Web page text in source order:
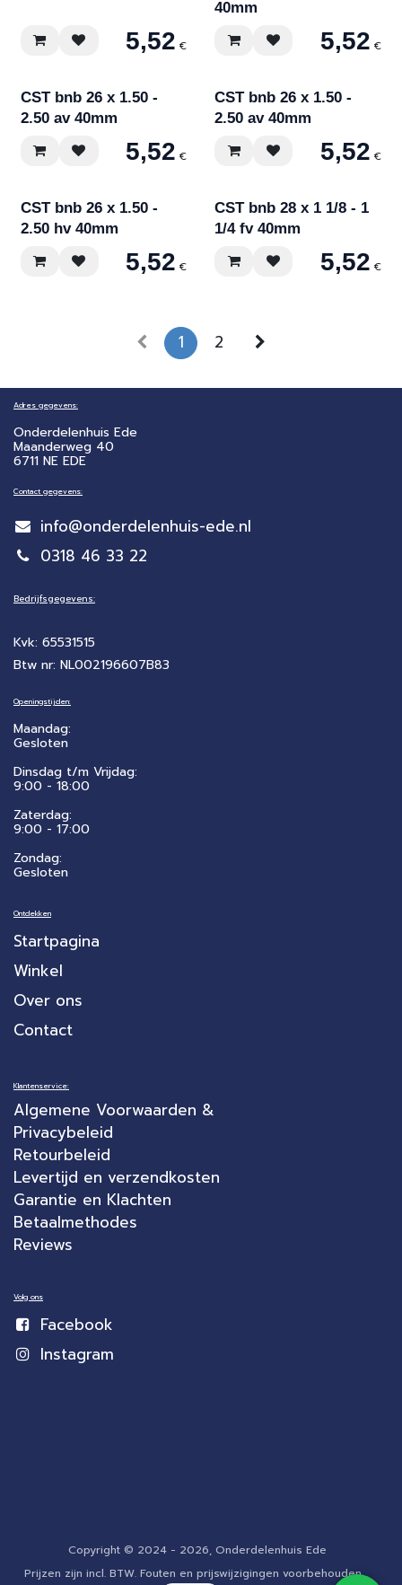
5,52 €
40mm
5,52 €
CST bnb 26 x 1.50 -
2.50 av 40mm
5,52 €
CST bnb 26 x 1.50 -
2.50 av 40mm
5,52 €
CST bnb 26 x 1.50 -
2.50 hv 40mm
5,52 €
CST bnb 28 x 1 1/8 - 1
1/4 fv 40mm
5,52 €
1 2
Adres gegevens:
Onderdelenhuis Ede
Maanderweg 40
6711 NE EDE
Contact gegevens:
info@onderdelenhuis-ede.nl
0318 46 33 22
Bedrijfsgegevens:
Kvk: 65531515
Btw nr: NL002196607B83
Openingstijden:
Maandag:
Gesloten
Dinsdag t/m Vrijdag:
9:00 - 18:00
Zaterdag:
​9:00 - 17:00
Zondag:
Gesloten
Ontdekken
Startpagina
Winkel
Over ons
Contact
Klantenservice:
Algemene Voorwaarden &
Privacybeleid
Retourbeleid
Levertijd en verzendkosten
Garantie en Klachten
Betaalmethodes
Reviews
Volg ons
Facebook
Instagram
Copyright © 2024 - 2026, Onderdelenhuis Ede
Prijzen zijn incl. BTW. Fouten en prijswijzigingen voorbehouden.